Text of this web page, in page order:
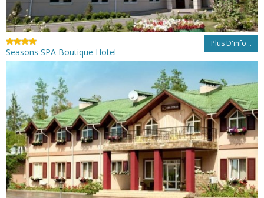
Plus D'info...
Seasons SPA Boutique Hotel